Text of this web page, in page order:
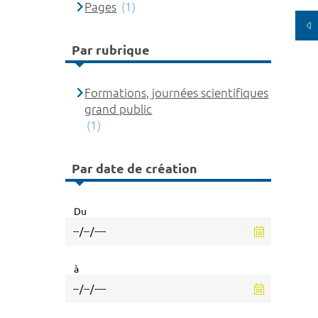
Pages (1)
Par rubrique
Formations, journées scientifiques
grand public
(1)
Par date de création
Du
à